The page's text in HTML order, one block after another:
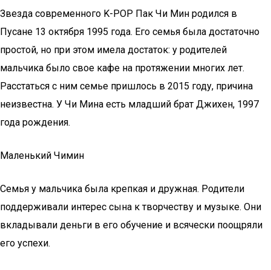
Звезда современного K-POP Пак Чи Мин родился в
Пусане 13 октября 1995 года. Его семья была достаточно
простой, но при этом имела достаток: у родителей
мальчика было свое кафе на протяжении многих лет.
Расстаться с ним семье пришлось в 2015 году, причина
неизвестна. У Чи Мина есть младший брат Джихен, 1997
года рождения.
Маленький Чимин
Семья у мальчика была крепкая и дружная. Родители
поддерживали интерес сына к творчеству и музыке. Они
вкладывали деньги в его обучение и всячески поощряли
его успехи.